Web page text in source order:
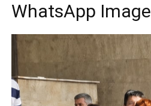
WhatsApp